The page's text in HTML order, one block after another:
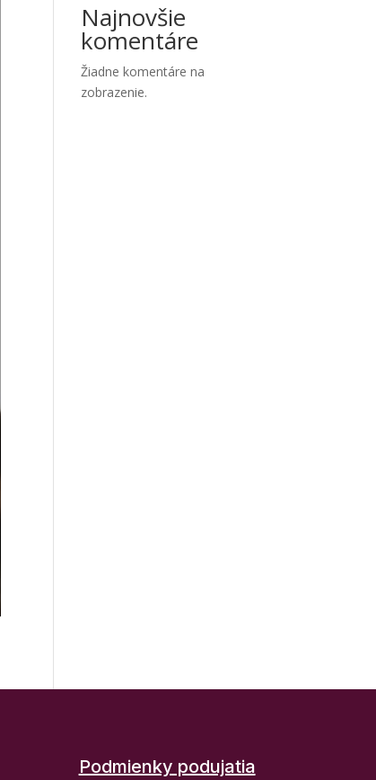
Najnovšie
komentáre
Žiadne komentáre na
zobrazenie.
Podmienky podujatia